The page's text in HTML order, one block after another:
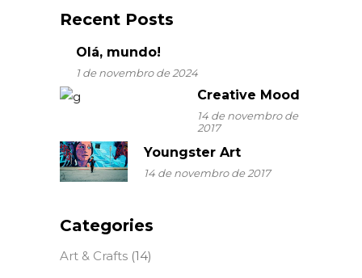
Recent Posts
Olá, mundo!
1 de novembro de 2024
Creative Mood
14 de novembro de
2017
Youngster Art
14 de novembro de 2017
Categories
Art & Crafts (14)